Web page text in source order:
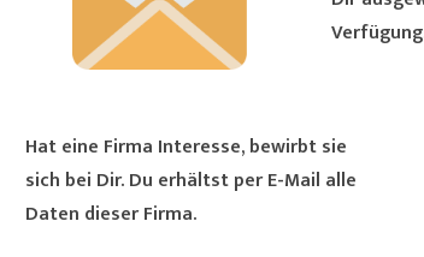
Hat eine Firma Interesse, bewirbt sie
sich bei Dir. Du erhältst per E-Mail alle
Daten dieser Firma.